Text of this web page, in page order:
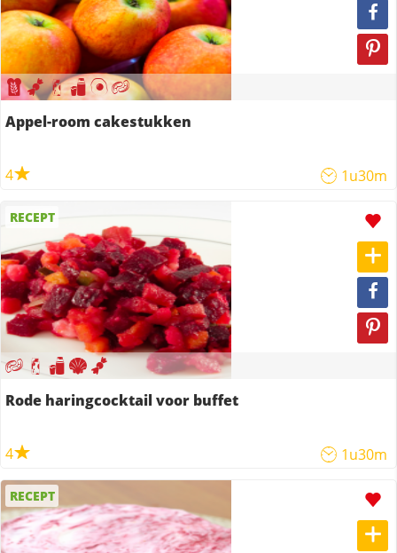
Appel-room cakestukken
4 1u30m
RECEPT
Rode haringcocktail voor buffet
4 1u30m
RECEPT